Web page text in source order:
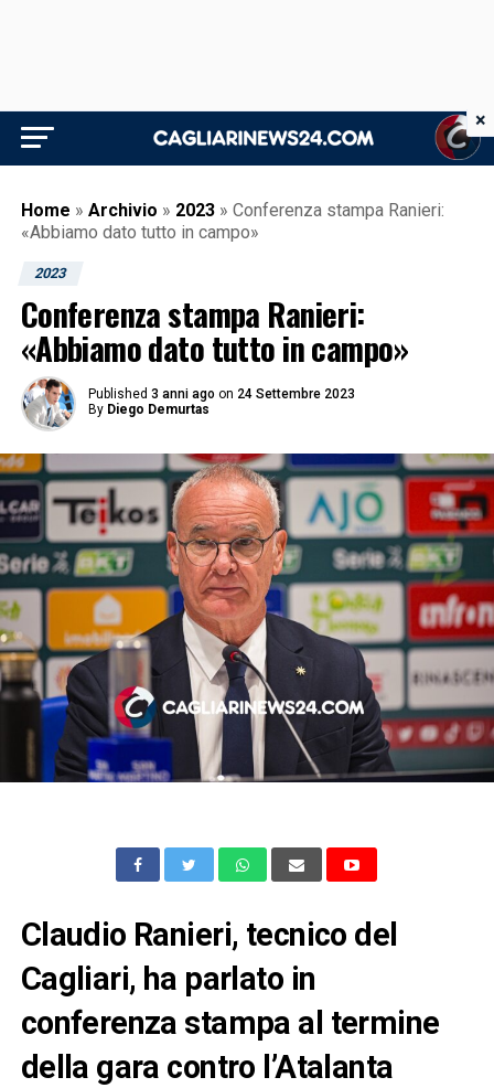
Home » Archivio » 2023 » Conferenza stampa Ranieri:
«Abbiamo dato tutto in campo»
2023
Conferenza stampa Ranieri:
«Abbiamo dato tutto in campo»
Published 3 anni ago on 24 Settembre 2023
By Diego Demurtas
Claudio Ranieri, tecnico del
Cagliari, ha parlato in
conferenza stampa al termine
della gara contro l’Atalanta
×